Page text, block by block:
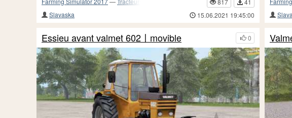
817
41
Slavaska
15.06.2021 19:45:00
0
Essieu avant valmet 602〡movible